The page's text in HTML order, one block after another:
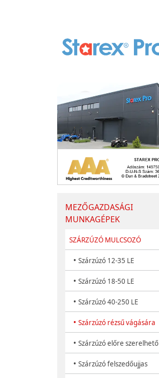
MEZŐGAZDASÁGI
MUNKAGÉPEK
SZÁRZÚZÓ MULCSOZÓ
• Szárzúzó 12-35 LE
• Szárzúzó 18-50 LE
• Szárzúzó 40-250 LE
• Szárzúzó rézsű vágására
• Szárzúzó előre szerelhető
• Szárzúzó felszedőujjas